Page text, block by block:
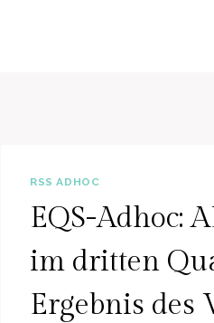
RSS ADHOC
EQS-Adhoc:
im dritten
Ergebnis des